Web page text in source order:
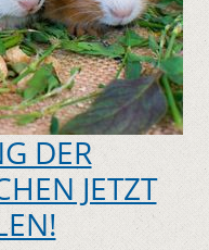
DER
JETZT